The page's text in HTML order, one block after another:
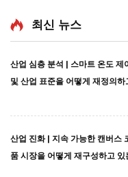
최신 뉴스
산업 심층 분석 | 스마트 온도 제
및 산업 표준을 어떻게 재정의하
산업 진화 | 지속 가능한 캔버스
품 시장을 어떻게 재구성하고 있